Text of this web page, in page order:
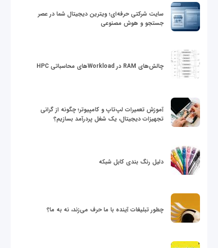
سایت شرکتی حرفه‌ای؛ ویترین دیجیتال شما در عصر
جستجو و هوش مصنوعی
چالش‌های RAM در Workloadهای محاسباتی HPC
آموزش تعمیرات لپ‌تاپ و کامپیوتر؛ چگونه از گرانی
تجهیزات دیجیتال، یک شغل پردرآمد بسازیم؟
دلیل رنگ بندی کابل شبکه
چطور تبلیغات آینده با ما حرف می‌زند، نه به ما؟